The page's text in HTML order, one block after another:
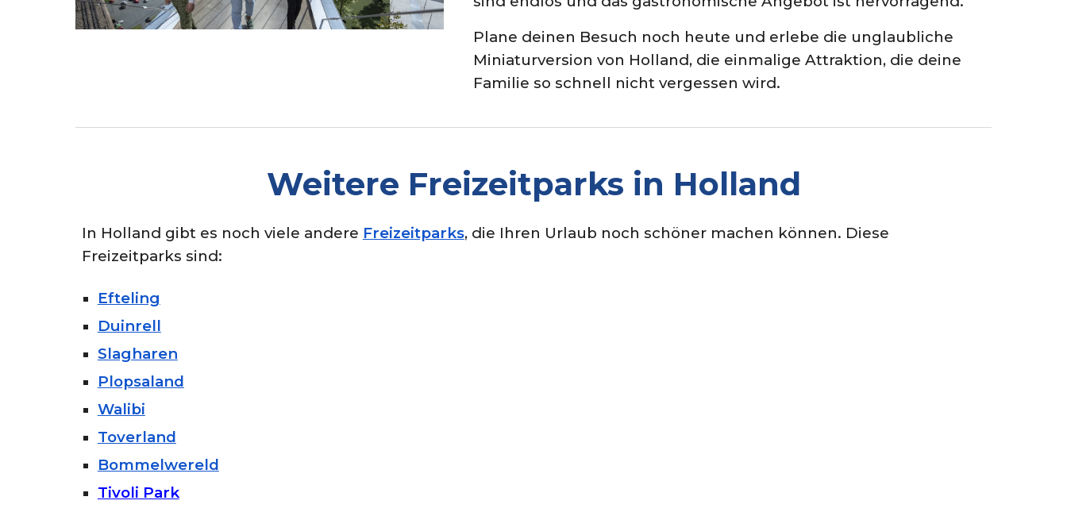
Plane deinen Besuch noch heute und erlebe die unglaubliche
Miniaturversion von Holland, die einmalige Attraktion, die deine
Familie so schnell nicht vergessen wird.
Weitere Freizeitparks in Holland
In Holland gibt es noch viele andere Freizeitparks, die Ihren Urlaub noch schöner machen können. Diese
Freizeitparks sind:
Efteling
Duinrell
Slagharen
Plopsaland
Walibi
Toverland
Bommelwereld
Tivoli Park